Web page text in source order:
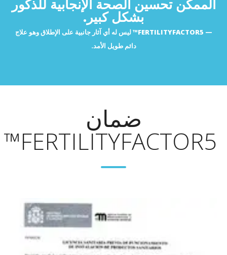
https://pubmed.ncbi.nlm.nih.gov/17643866/
https://www.ncbi.nlm.nih.gov/pmc/articles/PMC4220499/
https://pubmed.ncbi.nlm.nih.gov/23723641/
https://pubmed.ncbi.nlm.nih.gov/23243445/
https://pubmed.ncbi.nlm.nih.gov/21495900/
الممكن تحسين الصحة الإنجابية للذكور
بشكل كبير.
FERTILITYFACTOR5™ ليس له أي آثار جانبية على الإطلاق وهو علاج
دائم طويل الأمد.
ضمان
FERTILITYFACTOR5™